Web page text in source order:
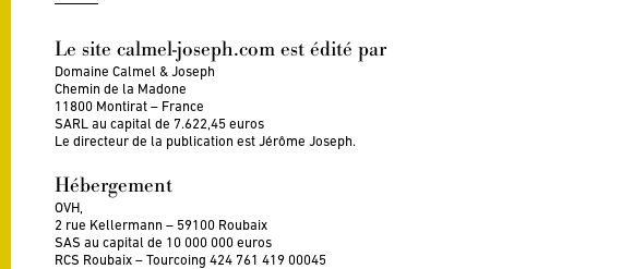
Le site calmel-joseph.com est édité par
Domaine Calmel & Joseph
Chemin de la Madone
11800 Montirat – France
SARL au capital de 7.622,45 euros
Le directeur de la publication est Jérôme Joseph.
Hébergement
OVH,
2 rue Kellermann – 59100 Roubaix
SAS au capital de 10 000 000 euros
RCS Roubaix – Tourcoing 424 761 419 00045